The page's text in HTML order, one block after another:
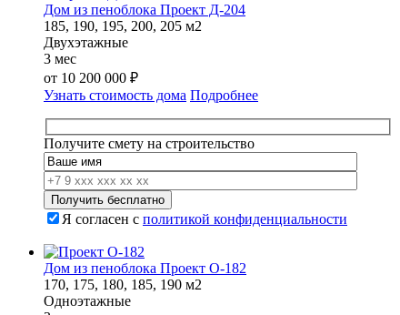
Дом из пеноблока Проект Д-204
185, 190, 195, 200, 205 м2
Двухэтажные
3 мес
от 10 200 000 ₽
Узнать стоимость дома Подробнее
Получите смету на строительство
Я согласен с политикой конфиденциальности
Дом из пеноблока Проект О-182
170, 175, 180, 185, 190 м2
Одноэтажные